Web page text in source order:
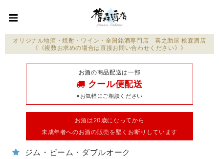
オリジナル地酒・焼酎・ワイン・全国銘酒専門店 喜之助屋 桧森酒店
《《複数お求めの場合は直接お問い合わせください》》
お酒の商品配送は一部
クール便配送
※お気軽にご相談ください
お酒は20歳になってから
未成年者へのお酒の販売を堅くお断りしています
ジム・ビーム・ダブルオーク